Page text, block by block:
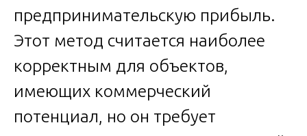
предпринимательскую прибыль.
Этот метод считается наиболее
корректным для объектов,
имеющих коммерческий
потенциал, но он требует